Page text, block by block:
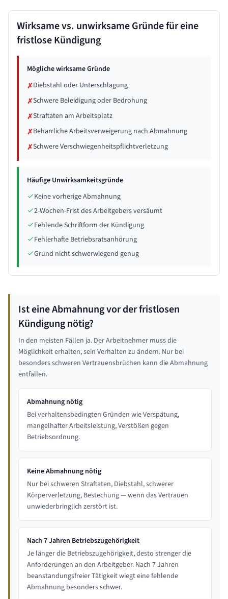
Wirksame vs. unwirksame Gründe für eine
fristlose Kündigung
Mögliche wirksame Gründe
✗Diebstahl oder Unterschlagung
✗Schwere Beleidigung oder Bedrohung
✗Straftaten am Arbeitsplatz
✗Beharrliche Arbeitsverweigerung nach Abmahnung
✗Schwere Verschwiegenheitspflichtverletzung
Häufige Unwirksamkeitsgründe
Keine vorherige Abmahnung
2-Wochen-Frist des Arbeitgebers versäumt
Fehlende Schriftform der Kündigung
Fehlerhafte Betriebsratsanhörung
Grund nicht schwerwiegend genug
Ist eine Abmahnung vor der fristlosen
Kündigung nötig?
In den meisten Fällen ja. Der Arbeitnehmer muss die
Möglichkeit erhalten, sein Verhalten zu ändern. Nur bei
besonders schweren Vertrauensbrüchen kann die Abmahnung
entfallen.
Abmahnung nötig
Bei verhaltensbedingten Gründen wie Verspätung,
mangelhafter Arbeitsleistung, Verstößen gegen
Betriebsordnung.
Keine Abmahnung nötig
Nur bei schweren Straftaten, Diebstahl, schwerer
Körperverletzung, Bestechung — wenn das Vertrauen
unwiederbringlich zerstört ist.
Nach 7 Jahren Betriebszugehörigkeit
Je länger die Betriebszugehörigkeit, desto strenger die
Anforderungen an den Arbeitgeber. Nach 7 Jahren
beanstandungsfreier Tätigkeit wiegt eine fehlende
Abmahnung besonders schwer.